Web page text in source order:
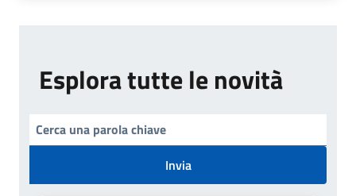
Esplora tutte le novità
Invia